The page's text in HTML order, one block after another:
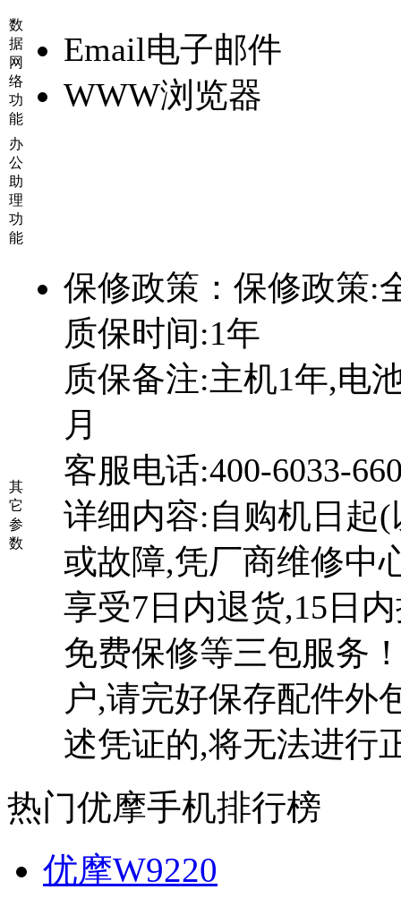
数
据
网
络
功
能
Email电子邮件
WWW浏览器
办
公
助
理
功
能
其
它
参
数
保修政策： 保修政策:
质保时间:1年
质保备注:主机1年,电
月
客服电话:400-6033-
详细内容:自购机日起
或故障,凭厂商维修中
享受7日内退货,15日
免费保修等三包服务
户,请完好保存配件外
述凭证的,将无法进行
热门优摩手机排行榜
优摩W9220